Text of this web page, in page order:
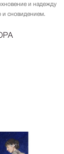
и надежду
и сновидением.